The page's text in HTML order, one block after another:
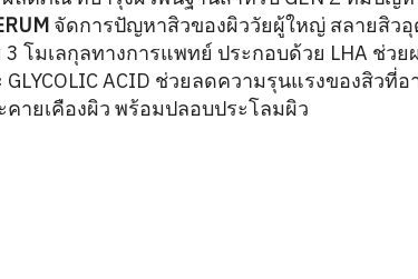
จัดการปัญหาสิวของผิววัยผู้ใหญ่ สลายสิว
โมเลกุลทางการแพทย์ ประกอบด้วย LHA ช่วย
ACID ช่วยลดความรุนแรงของสิวที่
คายเคืองผิว พร้อมปลอบประโลมผิว